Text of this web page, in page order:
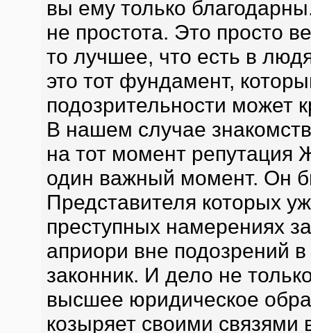
вы ему только
не простота. Это просто
то лучшее, что есть в
это тот фундамент,
подозрительности может
В нашем случае
на тот момент
один важный момент. Он
Представителя которых
преступных намерениях
априори вне подозрений
законник. И дело не
высшее юридическое
козыряет своими связями